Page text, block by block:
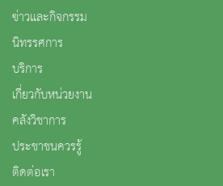
ข่าวและกิจกรรม
นิทรรศการ
บริการ
เกี่ยวกับหน่วยงาน
คลังวิชาการ
ประชาชนควรรู้
ติดต่อเรา